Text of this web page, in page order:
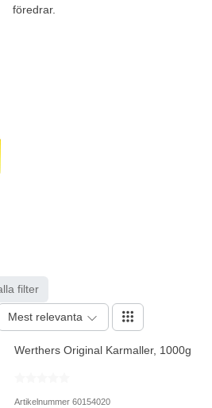
föredrar.
filter
Mest relevanta
Werthers Original Karmaller, 1000g
Artikelnummer 60154020